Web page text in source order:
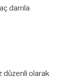
damla
düzenli olarak